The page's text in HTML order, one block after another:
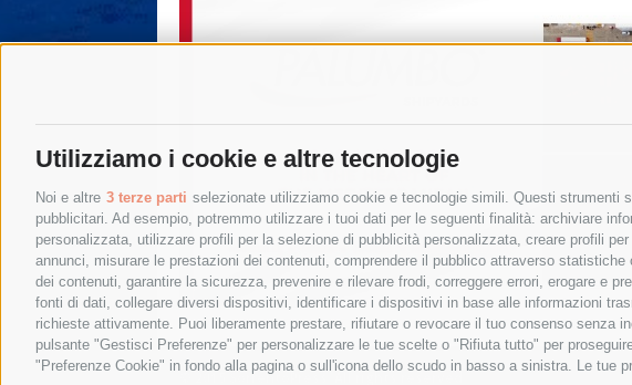
Utilizziamo i cookie e altre tecnologie
Noi e altre 3 terze parti selezionate utilizziamo cookie e tecnologie simili. Questi strumenti
pubblicitari. Ad esempio, potremmo utilizzare i tuoi dati per le seguenti finalità: archiviare
personalizzata, utilizzare profili per la selezione di pubblicità personalizzata, creare profili
annunci, misurare le prestazioni dei contenuti, comprendere il pubblico attraverso
dei contenuti, garantire la sicurezza, prevenire e rilevare frodi, correggere errori, erogare e
fonti di dati, collegare diversi dispositivi, identificare i dispositivi in base alle informazioni
richieste attivamente. Puoi liberamente prestare, rifiutare o revocare il tuo consenso
pulsante "Gestisci Preferenze" per personalizzare le tue scelte o "Rifiuta tutto" per
"Preferenze Cookie" in fondo alla pagina o sull'icona dello scudo in basso a sinistra. Le tue
© 2015 SorrentoPress. All rights reserved.